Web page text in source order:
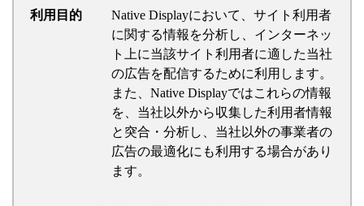
利用目的
Native Displayにおいて、サイト利用者
に関する情報を分析し、インターネッ
ト上に当該サイト利用者に適した当社
の広告を配信するために利用します。
また、Native Displayではこれらの情報
を、当社以外から収集した利用者情報
と突合・分析し、当社以外の事業者の
広告の最適化にも利用する場合があり
ます。